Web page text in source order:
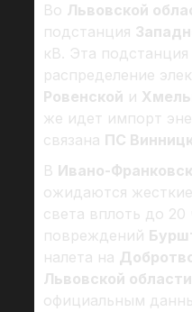
Во Львовской
подстанция
кВ. Эта подстанция
распределение
Ровенской и
же идет импорт
связана ПС
В Ивано-
ожидаются
света вплоть до 20
повреждений
налета на
Львовской области
официальным